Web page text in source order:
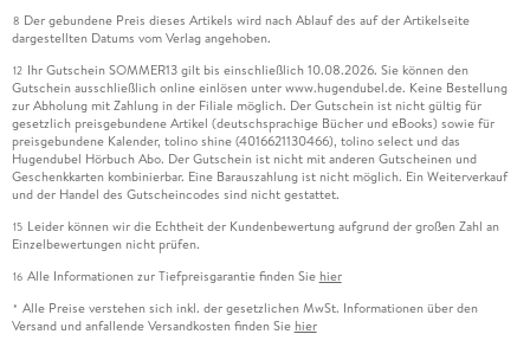
8 Der gebundene Preis dieses Artikels wird nach Ablauf des auf der Artikelseite
dargestellten Datums vom Verlag angehoben.
12 Ihr Gutschein SOMMER13 gilt bis einschließlich 10.08.2026. Sie können den
Gutschein ausschließlich online einlösen unter www.hugendubel.de. Keine Bestellung
zur Abholung mit Zahlung in der Filiale möglich. Der Gutschein ist nicht gültig für
gesetzlich preisgebundene Artikel (deutschsprachige Bücher und eBooks) sowie für
preisgebundene Kalender, tolino shine (4016621130466), tolino select und das
Hugendubel Hörbuch Abo. Der Gutschein ist nicht mit anderen Gutscheinen und
Geschenkkarten kombinierbar. Eine Barauszahlung ist nicht möglich. Ein Weiterverkauf
und der Handel des Gutscheincodes sind nicht gestattet.
15 Leider können wir die Echtheit der Kundenbewertung aufgrund der großen Zahl an
Einzelbewertungen nicht prüfen.
16 Alle Informationen zur Tiefpreisgarantie finden Sie hier
* Alle Preise verstehen sich inkl. der gesetzlichen MwSt. Informationen über den
Versand und anfallende Versandkosten finden Sie hier